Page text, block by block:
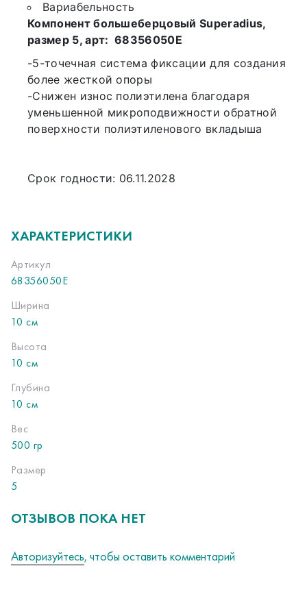
Вариабельность
Компонент большеберцовый Superadius,
размер 5, арт: 68356050E
-5-точечная система фиксации для создания
более жесткой опоры
-Снижен износ полиэтилена благодаря
уменьшенной микроподвижности обратной
поверхности полиэтиленового вкладыша
Срок годности: 06.11.2028
ХАРАКТЕРИСТИКИ
Артикул
68356050E
Ширина
10 см
Высота
10 см
Глубина
10 см
Вес
500 гр
Размер
5
ОТЗЫВОВ ПОКА НЕТ
Авторизуйтесь, чтобы оставить комментарий